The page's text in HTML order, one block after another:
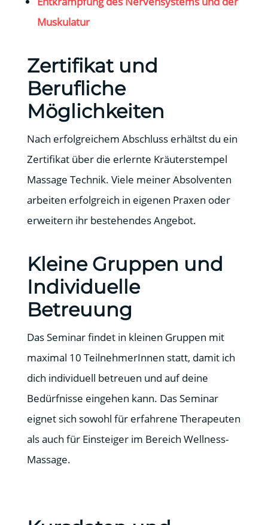
Muskulatur
Zertifikat und
Berufliche
Möglichkeiten
Nach erfolgreichem Abschluss erhältst du ein
Zertifikat über die erlernte Kräuterstempel
Massage Technik. Viele meiner Absolventen
arbeiten erfolgreich in eigenen Praxen oder
erweitern ihr bestehendes Angebot.
Kleine Gruppen und
Individuelle
Betreuung
Das Seminar findet in kleinen Gruppen mit
maximal 10 TeilnehmerInnen statt, damit ich
dich individuell betreuen und auf deine
Bedürfnisse eingehen kann. Das Seminar
eignet sich sowohl für erfahrene Therapeuten
als auch für Einsteiger im Bereich Wellness-
Massage.